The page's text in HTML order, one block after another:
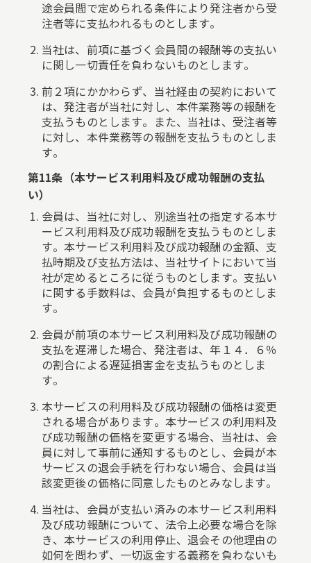
途会員間で定められる条件により発注者から受
注者等に支払われるものとします。
当社は、前項に基づく会員間の報酬等の支払い
に関し一切責任を負わないものとします。
前２項にかかわらず、当社経由の契約において
は、発注者が当社に対し、本件業務等の報酬を
支払うものとします。また、当社は、受注者等
に対し、本件業務等の報酬を支払うものとしま
す。
第11条（本サービス利用料及び成功報酬の支払
い）
会員は、当社に対し、別途当社の指定する本サ
ービス利用料及び成功報酬を支払うものとしま
す。本サービス利用料及び成功報酬の金額、支
払時期及び支払方法は、当社サイトにおいて当
社が定めるところに従うものとします。支払い
に関する手数料は、会員が負担するものとしま
す。
会員が前項の本サービス利用料及び成功報酬の
支払を遅滞した場合、発注者は、年１４．６％
の割合による遅延損害金を支払うものとしま
す。
本サービスの利用料及び成功報酬の価格は変更
される場合があります。本サービスの利用料及
び成功報酬の価格を変更する場合、当社は、会
員に対して事前に通知するものとし、会員が本
サービスの退会手続を行わない場合、会員は当
該変更後の価格に同意したものとみなします。
当社は、会員が支払い済みの本サービス利用料
及び成功報酬について、法令上必要な場合を除
き、本サービスの利用停止、退会その他理由の
如何を問わず、一切返金する義務を負わないも